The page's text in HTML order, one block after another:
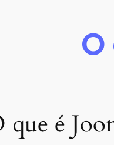
que é